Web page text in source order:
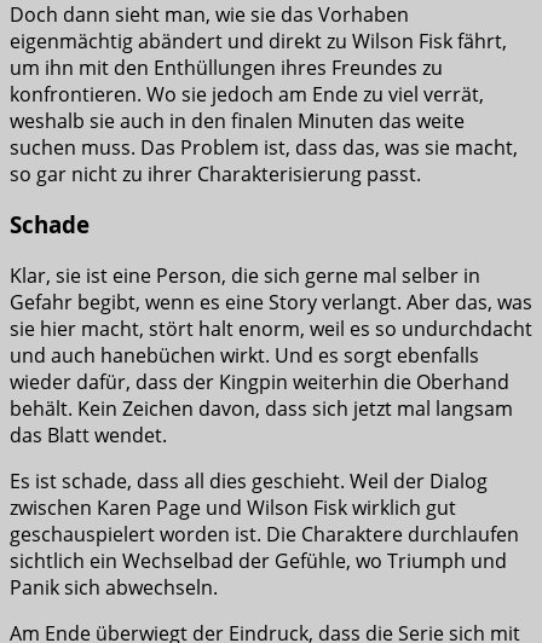
Doch dann sieht man, wie sie das Vorhaben
eigenmächtig abändert und direkt zu Wilson Fisk fährt,
um ihn mit den Enthüllungen ihres Freundes zu
konfrontieren. Wo sie jedoch am Ende zu viel verrät,
weshalb sie auch in den finalen Minuten das weite
suchen muss. Das Problem ist, dass das, was sie macht,
so gar nicht zu ihrer Charakterisierung passt.
Schade
Klar, sie ist eine Person, die sich gerne mal selber in
Gefahr begibt, wenn es eine Story verlangt. Aber das, was
sie hier macht, stört halt enorm, weil es so undurchdacht
und auch hanebüchen wirkt. Und es sorgt ebenfalls
wieder dafür, dass der Kingpin weiterhin die Oberhand
behält. Kein Zeichen davon, dass sich jetzt mal langsam
das Blatt wendet.
Es ist schade, dass all dies geschieht. Weil der Dialog
zwischen Karen Page und Wilson Fisk wirklich gut
geschauspielert worden ist. Die Charaktere durchlaufen
sichtlich ein Wechselbad der Gefühle, wo Triumph und
Panik sich abwechseln.
Am Ende überwiegt der Eindruck, dass die Serie sich mit